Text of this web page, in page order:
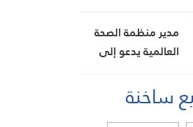
على إيران واستنزاف
المخزون العسكري
مدير منظمة الصحة
العالمية يدعو إلى
ساخنة